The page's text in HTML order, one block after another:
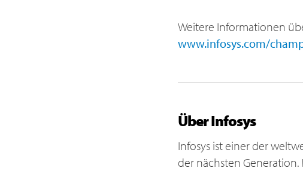
Weitere Informationen
www.infosys.com/
Über Infosys
Infosys ist einer der
der nächsten